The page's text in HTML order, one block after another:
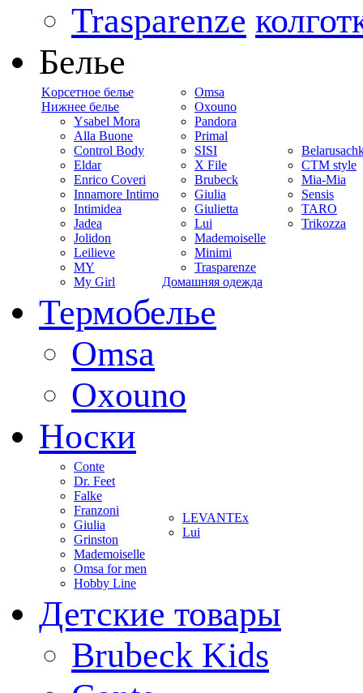
Trasparenze
Белье
Kорсетное белье
Нижнее белье
Ysabel Mora
Alla Buone
Control Body
Eldar
Enrico Coveri
Innamore Intimo
Intimidea
Jadea
Jolidon
Leilieve
MY
My Girl
Omsa
Oxouno
Pandora
Primal
SISI
X File
Brubeck
Giulia
Giulietta
Lui
Mademoiselle
Minimi
Trasparenze
Домашняя одежда
CTM style
Mia-Mia
Sensis
TARO
Trikozza
Термобелье
Omsa
Oxouno
Носки
Conte
Dr. Feet
Falke
Franzoni
Giulia
Grinston
Mademoiselle
Omsa for men
Hobby Line
LEVANTEx
Lui
Детские товары
Brubeck Kids